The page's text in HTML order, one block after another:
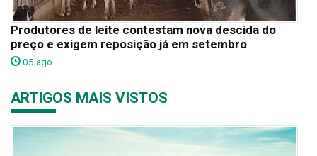
Produtores de leite contestam nova descida do
preço e exigem reposição já em setembro
05 ago
ARTIGOS MAIS VISTOS